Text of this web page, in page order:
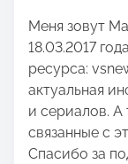
o
n
:
e
Меня зовут
18.03.2017
ресурса:
актуальная
и сериалов. А
связанные с
Спасибо за